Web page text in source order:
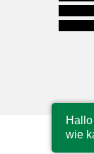
wie